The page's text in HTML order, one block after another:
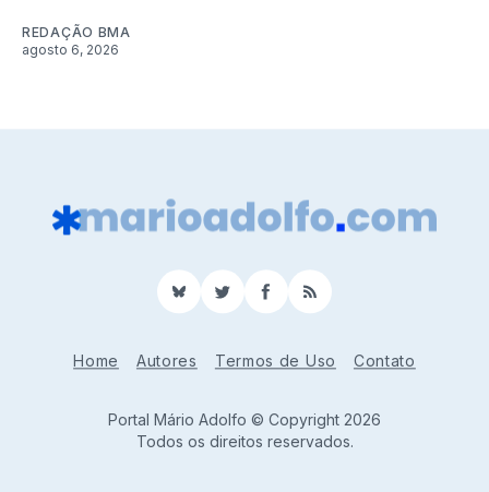
REDAÇÃO BMA
agosto 6, 2026
BlueSkyTwitterFacebook
RSS
Home Autores Termos de Uso Contato
Portal Mário Adolfo © Copyright 2026
Todos os direitos reservados.